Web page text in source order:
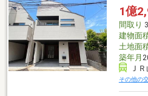
かりの方』や『外国人の方』でも、
さい。多数の提携銀行からご提案さ
国語対応可能。お気軽にお問合せ下
1億
間取り
建物面
土地面
築年月
Ｊ
その他の